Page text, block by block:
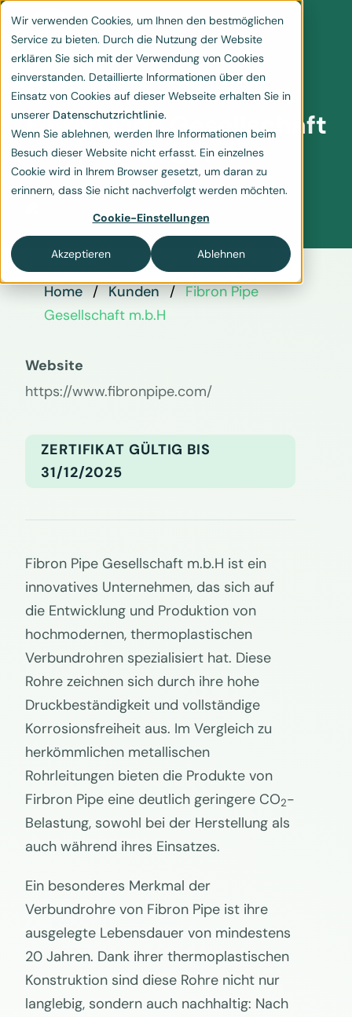
Wir verwenden Cookies, um Ihnen den bestmöglichen
Service zu bieten. Durch die Nutzung der Website
erklären Sie sich mit der Verwendung von Cookies
einverstanden. Detaillierte Informationen über den
Einsatz von Cookies auf dieser Webseite erhalten Sie in
unserer Datenschutzrichtlinie.
Wenn Sie ablehnen, werden Ihre Informationen beim
Besuch dieser Website nicht erfasst. Ein einzelnes
Cookie wird in Ihrem Browser gesetzt, um daran zu
erinnern, dass Sie nicht nachverfolgt werden möchten.
Cookie-Einstellungen
Akzeptieren Ablehnen
Fibron Pipe Gesellschaft
m.b.H
Home Kunden
Fibron Pipe
Gesellschaft m.b.H
Website
https://www.fibronpipe.com/
ZERTIFIKAT GÜLTIG BIS
31/12/2025
Fibron Pipe Gesellschaft m.b.H ist ein
innovatives Unternehmen, das sich auf
die Entwicklung und Produktion von
hochmodernen, thermoplastischen
Verbundrohren spezialisiert hat. Diese
Rohre zeichnen sich durch ihre hohe
Druckbeständigkeit und vollständige
Korrosionsfreiheit aus. Im Vergleich zu
herkömmlichen metallischen
Rohrleitungen bieten die Produkte von
Firbron Pipe eine deutlich geringere CO2-
Belastung, sowohl bei der Herstellung als
auch während ihres Einsatzes.
Ein besonderes Merkmal der
Verbundrohre von Fibron Pipe ist ihre
ausgelegte Lebensdauer von mindestens
20 Jahren. Dank ihrer thermoplastischen
Konstruktion sind diese Rohre nicht nur
langlebig, sondern auch nachhaltig: Nach